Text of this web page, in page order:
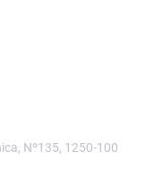
Nº135, 1250-100